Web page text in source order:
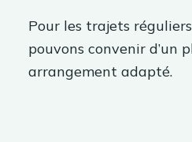
Pour les trajets
pouvons convenir d’un
arrangement adapté.